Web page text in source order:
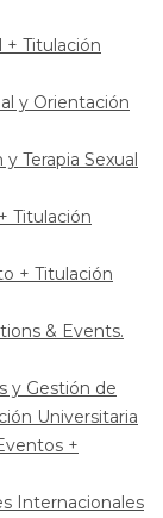
Titulación
y Orientación
Terapia Sexual
Titulación
+ Titulación
& Events.
y Gestión de
Universitaria
+
Internacionales